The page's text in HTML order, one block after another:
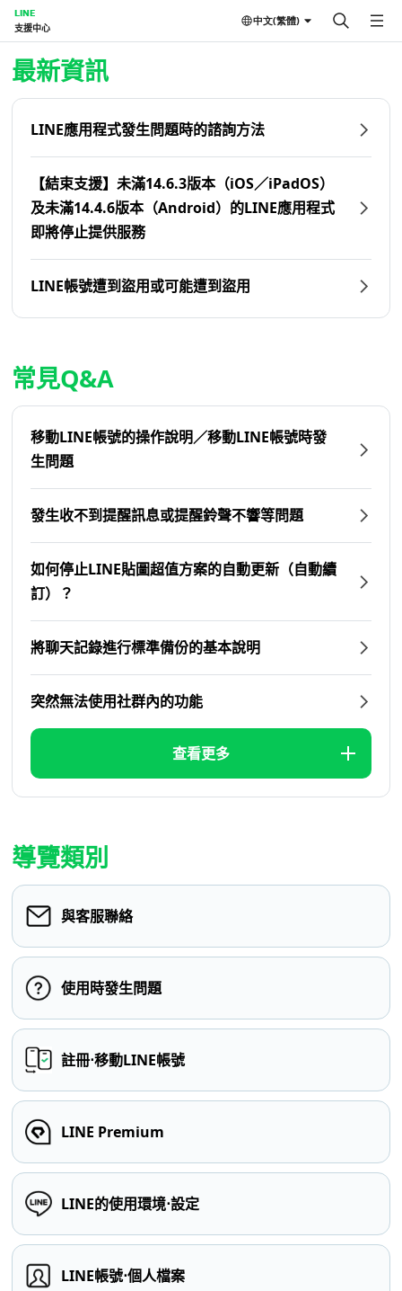
LINE
支援中心
中文(繁體)
首頁 | LINE支援中心
最新資訊
LINE應用程式發生問題時的諮詢方法
【結束支援】未滿14.6.3版本（iOS／iPadOS）
及未滿14.4.6版本（Android）的LINE應用程式
即將停止提供服務
LINE帳號遭到盜用或可能遭到盜用
常見Q&A
移動LINE帳號的操作說明／移動LINE帳號時發
生問題
發生收不到提醒訊息或提醒鈴聲不響等問題
如何停止LINE貼圖超值方案的自動更新（自動續
訂）？
將聊天記錄進行標準備份的基本說明
突然無法使用社群內的功能
查看更多
導覽類別
與客服聯絡
使用時發生問題
註冊⋅移動LINE帳號
LINE Premium
LINE的使用環境⋅設定
LINE帳號⋅個人檔案